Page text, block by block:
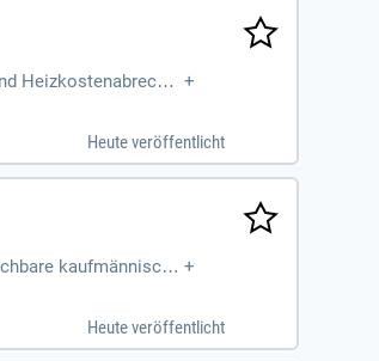
Heizkostenabrechn +
Heute veröffentlicht
kaufmännische +
Heute veröffentlicht